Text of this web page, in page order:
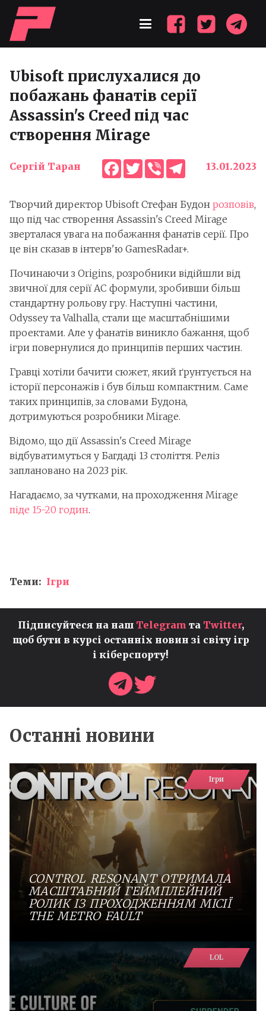
Ubisoft прислухалися до
побажань фанатів серії
Assassin's Creed під час
створення Mirage
Сергій Таран Facebook
Twitter
ViberTelegram13.01.2023
Творчий директор Ubisoft Стефан Будон розповів,
що під час створення Assassin's Creed Mirage
зверталася увага на побажання фанатів серії. Про
це він сказав в інтерв'ю GamesRadar+.
Починаючи з Origins, розробники відійшли від
звичної для серії AC формули, зробивши більш
стандартну рольову гру. Наступні частини,
Odyssey та Valhalla, стали ще масштабнішими
проектами. Але у фанатів виникло бажання, щоб
ігри повернулися до принципів перших частин.
Гравці хотіли бачити сюжет, який ґрунтується на
історії персонажів і був більш компактним. Саме
таких принципів, за словами Будона,
дотримуються розробники Mirage.
Відомо, що дії Assassin's Creed Mirage
відбуватимуться у Багдаді 13 століття. Реліз
заплановано на 2023 рік.
Нагадаємо, за чутками, на проходження Mirage
піде 15-20 годин.
Теми: Ігри
Підписуйтеся на наш Telegram та Twitter,
щоб бути в курсі останніх новин зі світу ігр
і кіберспорту!
Останні новини
Ігри
CONTROL RESONANT ОТРИМАЛА
МАСШТАБНИЙ ГЕЙМПЛЕЙНИЙ
РОЛИК ІЗ ПРОХОДЖЕННЯМ МІСІЇ
THE METRO FAULT
LOL